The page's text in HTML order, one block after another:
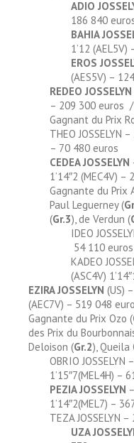
ADIO
186 840
BAHIA
1’12
EROS
(AES5V) –
REDEO JOSSELYN
– 209 300 euros
Gagnant du Prix
THEO JOSSELYN
– 70 480 euros
CEDEA JOSSELYN
1’14″2 (MEC4V) –
Gagnante du Prix
Paul Leguerney (
(Gr.3), de Verdun (
IDEO
54 110 euros
KADEO
(ASC4V)
EZIRA JOSSELYN (US)
(AEC7V) – 519 048
Gagnante du Prix Ozo (
des Prix du
Deloison (Gr.2), Queila
OBRIO
1’15″7(MEL4H) –
PEZIA JOSSELYN
1’14″2(MEL7) –
TEZA JOSSELYN
UZA